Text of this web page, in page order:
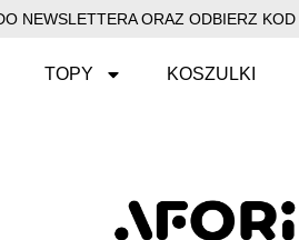
NEWSLETTERA ORAZ ODBIERZ
TOPY KOSZULKI